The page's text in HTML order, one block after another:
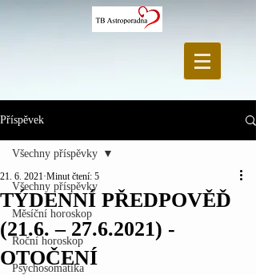
Příspěvek
Všechny příspěvky
Měsíční horoskop
Roční horoskop
Psychosomatika
Všechny příspěvky
TÝDENNÍ PŘEDPOVĚĎ
(21.6. – 27.6.2021) -
OTOČENÍ
21. 6. 2021 Minut čtení: 5